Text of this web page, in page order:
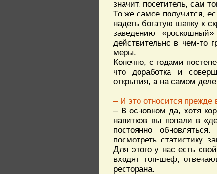
значит, посетитель, сам
То же самое получится,
надеть богатую шапку к
заведению
действительно в чем-то
меры.
Конечно, с годами
что доработка и
открытия, а на самом
– И это относится прежде
– В основном да, хотя
напитков вы попали в
постоянно
посмотреть статистику
Для этого у нас есть
входят топ-шеф,
ресторана.